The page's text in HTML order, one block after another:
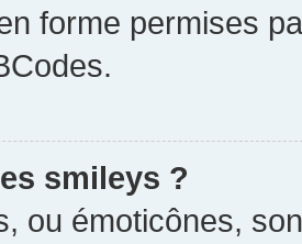
forme permises
smileys ?
ou émoticônes,